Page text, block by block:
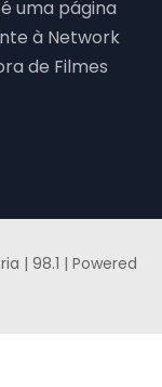
é uma página
à Network
de Filmes
| 98.1 | Powered